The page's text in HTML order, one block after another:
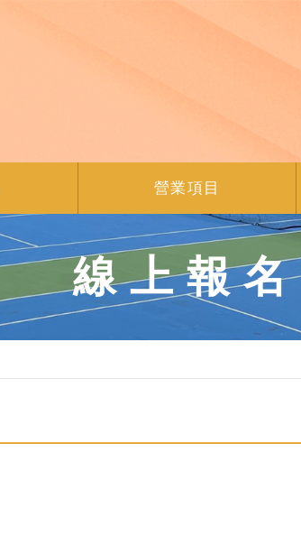
營業項目
線上報名